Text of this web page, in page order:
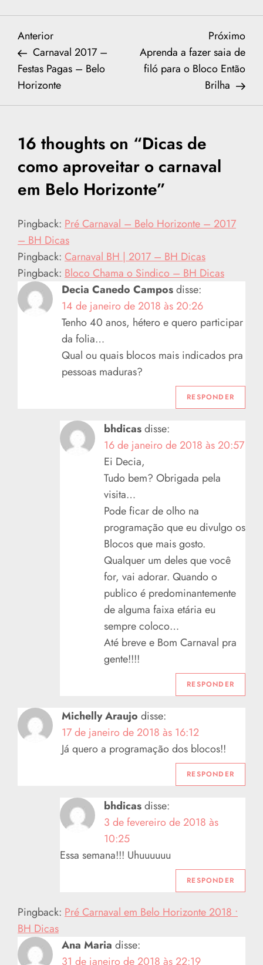
N
a
v
g
a
ã
o
d
e
Previous
Post
Anterior
Carnaval 2017 –
Festas Pagas – Belo
Horizonte
Post
Próximo
Aprenda a fazer saia de
filó para o Bloco Então
Brilha
16 thoughts on “Dicas de
como aproveitar o carnaval
em Belo Horizonte”
Pingback: Pré Carnaval – Belo Horizonte – 2017
– BH Dicas
Pingback: Carnaval BH | 2017 – BH Dicas
Pingback: Bloco Chama o Sindico – BH Dicas
Decia Canedo Camposdisse:
14 de janeiro de 2018 às 20:26
Tenho 40 anos, hétero e quero participar
da folia…
Qual ou quais blocos mais indicados pra
pessoas maduras?
RESPONDER
bhdicasdisse:
16 de janeiro de 2018 às 20:57
Ei Decia,
Tudo bem? Obrigada pela
visita…
Pode ficar de olho na
programação que eu divulgo os
Blocos que mais gosto.
Qualquer um deles que você
for, vai adorar. Quando o
publico é predominantemente
de alguma faixa etária eu
sempre coloco…
Até breve e Bom Carnaval pra
gente!!!!
RESPONDER
Michelly Araujo disse:
17 de janeiro de 2018 às 16:12
Já quero a programação dos blocos!!
RESPONDER
bhdicasdisse:
3 de fevereiro de 2018 às
10:25
Essa semana!!! Uhuuuuuu
RESPONDER
Pingback: Pré Carnaval em Belo Horizonte 2018 •
BH Dicas
Ana Maria disse:
31 de janeiro de 2018 às 22:19